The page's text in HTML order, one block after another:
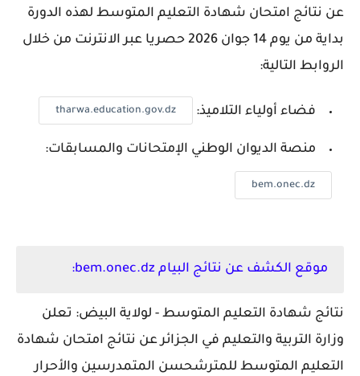
عن نتائج امتحان شهادة التعليم المتوسط لهذه الدورة
بداية من يوم 14 جوان 2026 حصريا عبر الانترنت من خلال
الروابط التالية:
فضاء أولياء التلاميذ: tharwa.education.gov.dz
منصة الديوان الوطني الإمتحانات والمسابقات:
bem.onec.dz
موقع الكشف عن نتائج البيام bem.onec.dz:
نتائج شهادة التعليم المتوسط - لولاية البيض: تعلن
وزارة التربية والتعليم في الجزائر عن نتائج امتحان شهادة
التعليم المتوسط للمترشحسن المتمدرسين والأحرار